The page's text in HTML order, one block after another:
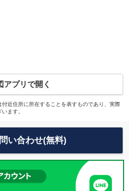
アプリで開く
近住所に所在することを表すものであり、実際
ます。
い合わせ(無料)